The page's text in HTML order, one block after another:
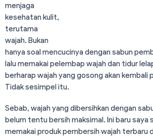
menjaga
kesehatan kulit,
terutama
wajah. Bukan
hanya soal mencucinya dengan sabun
lalu memakai pelembap wajah dan tidur
berharap wajah yang gosong akan kembali
Tidak sesimpel itu.
Sebab, wajah yang dibersihkan dengan
belum tentu bersih maksimal. Ini baru saya
memakai produk pembersih wajah terbaru